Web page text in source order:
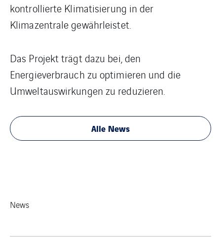
kontrollierte Klimatisierung in der
Klimazentrale gewährleistet.
Das Projekt trägt dazu bei, den
Energieverbrauch zu optimieren und die
Umweltauswirkungen zu reduzieren.
Alle News
News